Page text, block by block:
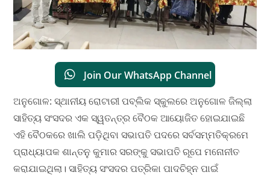
Join Our WhatsApp Channel
ଅନୁଗୋଳ: ସ୍ଥାନୀୟ ରୋଟାରୀ ପବ୍ଲିକ ସ୍କୁଲରେ ଅନୁଗୋଳ ଜିଲ୍ଲା
ସାହିତ୍ୟ ସଂସଦର ଏକ ସ୍ୱତନ୍ତ୍ର ବୈଠକ ଆୟୋଜିତ ହୋଇଯାଇଛି
ଏହି ବୈଠକରେ ଖାଲି ପଡ଼ିଥିବା ସଭାପତି ପଦରେ ସର୍ବସମ୍ମତିକ୍ରମେ
ପ୍ରାଧ୍ୟାପକ ଶାନ୍ତନୁ କୁମାର ସରଙ୍କୁ ସଭାପତି ରୂପେ ମନୋନୀତ
କରାଯାଇଥିଲା। ସାହିତ୍ୟ ସଂସଦର ପତ୍ରିକା ପାଦଚିହ୍ନ ପାଇଁ